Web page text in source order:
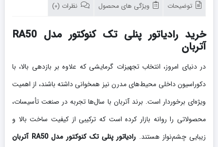
توضیحات ویژگی های محصول نظرات (0)
خرید رادیاتور پنلی تک کنوکتور مدل RA50
آتربان
در دنیای امروز، انتخاب تجهیزات گرمایشی که علاوه بر بازدهی بالا، با
دکوراسیون داخلی محیط‌های مدرن نیز همخوانی داشته باشند، از اهمیت
ویژه‌ای برخوردار است. برند آتربان با سال‌ها تجربه در صنعت تأسیسات،
محصولاتی را روانه بازار کرده است که ترکیبی از کیفیت ساخت بالا و
زیبایی چشم‌نواز هستند. رادیاتور پنلی تک کنوکتور مدل RA50 آتربان